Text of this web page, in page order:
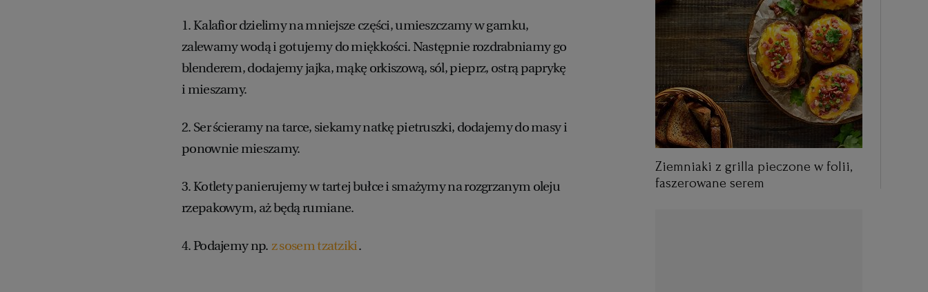
1. Kalafior dzielimy na mniejsze części, umieszczamy w garnku,
zalewamy wodą i gotujemy do miękkości. Następnie rozdrabniamy go
blenderem, dodajemy jajka, mąkę orkiszową, sól, pieprz, ostrą paprykę
i mieszamy.
2. Ser ścieramy na tarce, siekamy natkę pietruszki, dodajemy do masy i
ponownie mieszamy.
3. Kotlety panierujemy w tartej bułce i smażymy na rozgrzanym oleju
rzepakowym, aż będą rumiane.
4. Podajemy np. z sosem tzatziki.
Ziemniaki z grilla pieczone w folii,
faszerowane serem